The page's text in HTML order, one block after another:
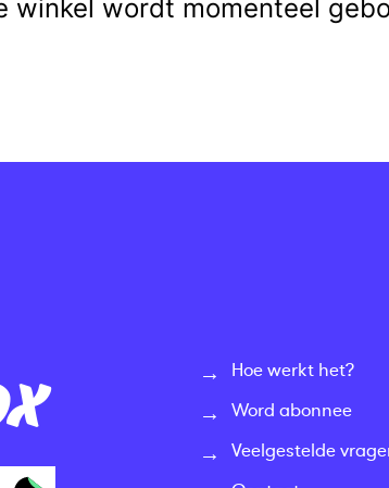
winkel wordt momenteel
Hoe werkt het?
Word abonnee
Veelgestelde